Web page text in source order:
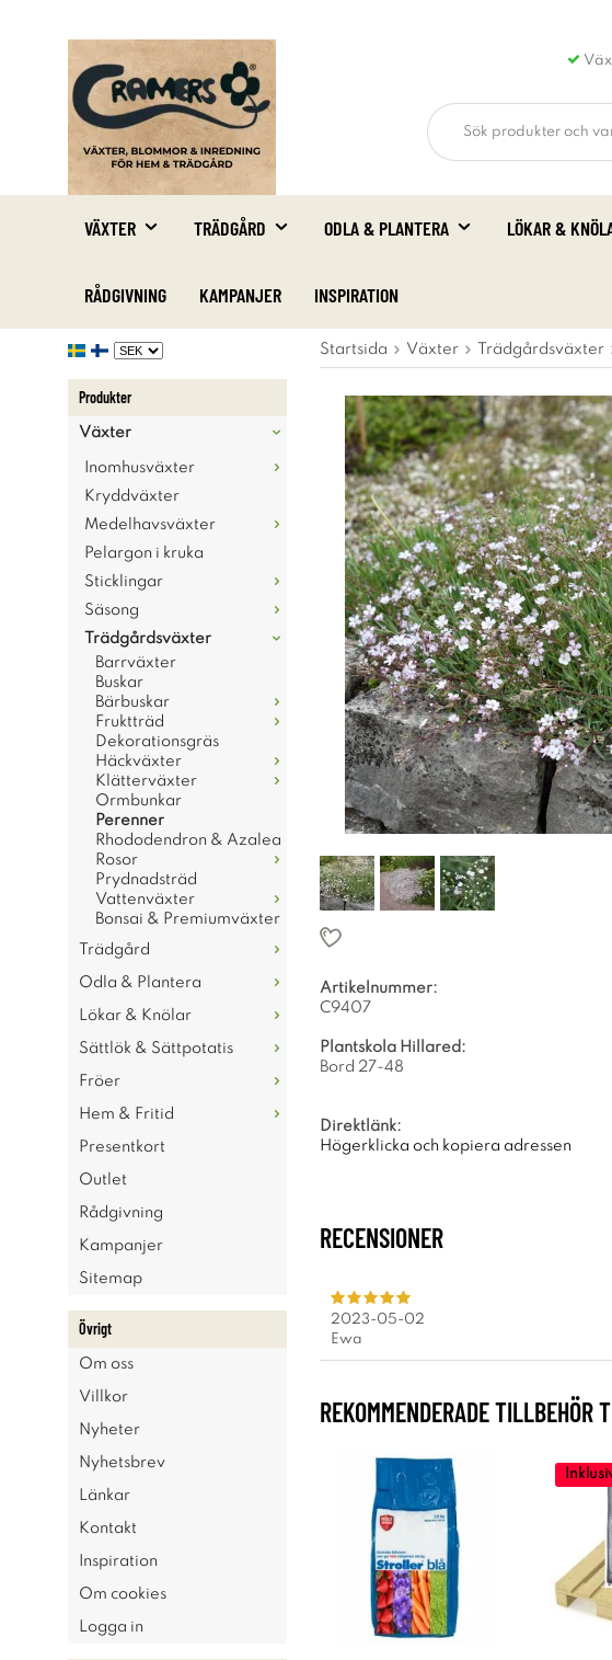
VÄXTER TRÄDGÅRD ODLA & PLANTERA LÖKAR &
RÅDGIVNING KAMPANJER INSPIRATION
Produkter
Växter
Inomhusväxter
Kryddväxter
Medelhavsväxter
Pelargon i kruka
Sticklingar
Säsong
Trädgårdsväxter
Barrväxter
Buskar
Bärbuskar
Fruktträd
Dekorationsgräs
Häckväxter
Klätterväxter
Ormbunkar
Perenner
Rhododendron & Azalea
Rosor
Prydnadsträd
Vattenväxter
Bonsai & Premiumväxter
Trädgård
Odla & Plantera
Lökar & Knölar
Sättlök & Sättpotatis
Fröer
Hem & Fritid
Presentkort
Outlet
Rådgivning
Kampanjer
Sitemap
Övrigt
Om oss
Villkor
Nyheter
Nyhetsbrev
Länkar
Kontakt
Inspiration
Om cookies
Logga in
Startsida Växter Trädgårdsväxter
Artikelnummer:
C9407
Plantskola Hillared:
Bord 27-48
Direktlänk:
Högerklicka och kopiera adressen
RECENSIONER
2023-05-02
Ewa
REKOMMENDERADE TILLBEHÖR